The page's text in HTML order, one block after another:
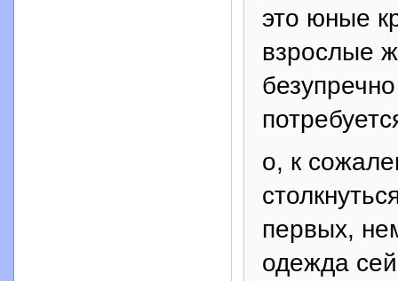
это юные
взрослые
о, к
первых,
одежда